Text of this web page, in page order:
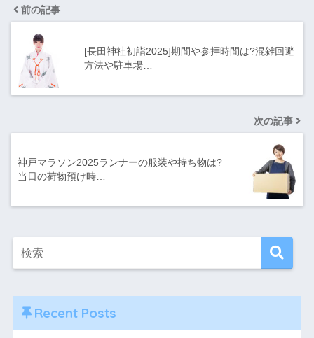
前の記事
[長田神社初詣2025]期間や参拝時間は?混雑回避
方法や駐車場…
次の記事
神戸マラソン2025ランナーの服装や持ち物は?
当日の荷物預け時…
Recent Posts